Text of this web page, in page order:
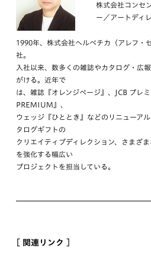
株式会社コンセ
ー／アートディ
1990年、株式会社ヘルベチカ（アレフ・
社。
⼊社以来、数多くの雑誌やカタログ・広
がける。近年で
は、雑誌『オレンジページ』、JCB プレ
PREMIUM』、
ウェッジ『ひととき』などのリニューア
タログギフトの
クリエイティブディレクション、さまざ
を強化する幅広い
プロジェクトを担当している。
[ 関連リンク ]